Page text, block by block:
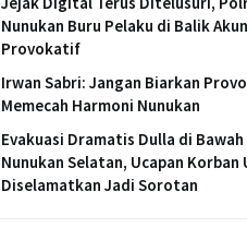
Nunukan Buru Pelaku di Balik Akun
Provokatif
Irwan Sabri: Jangan Biarkan
Memecah Harmoni Nunukan
Evakuasi Dramatis Dulla di
Nunukan Selatan, Ucapan Korban
Diselamatkan Jadi Sorotan